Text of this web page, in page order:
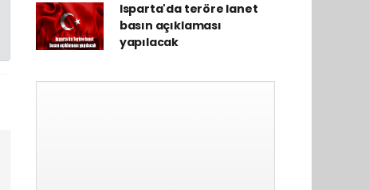
Isparta'da teröre lanet
basın açıklaması
yapılacak